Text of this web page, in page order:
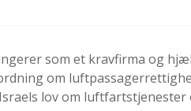
som et kravfirma og
om
lov om